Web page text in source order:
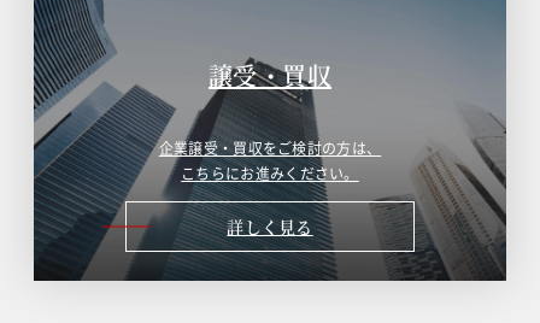
譲受・買収
企業譲受・買収をご検討の方は、
こちらにお進みください。
詳しく見る